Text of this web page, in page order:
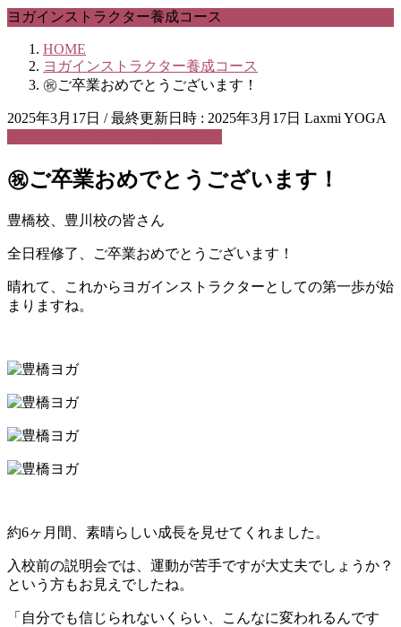
ヨガインストラクター養成コース
HOME
ヨガインストラクター養成コース
㊗ご卒業おめでとうございます！
2025年3月17日 / 最終更新日時 : 2025年3月17日 Laxmi YOGA
㊗ご卒業おめでとうございます！
豊橋校、豊川校の皆さん
全日程修了、ご卒業おめでとうございます！
晴れて、これからヨガインストラクターとしての第一歩が始
まりますね。
約6ヶ月間、素晴らしい成長を見せてくれました。
入校前の説明会では、運動が苦手ですが大丈夫でしょうか？
という方もお見えでしたね。
「自分でも信じられないくらい、こんなに変われるんです